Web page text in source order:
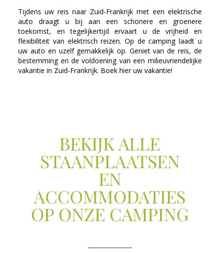
Tijdens uw reis naar Zuid-Frankrijk met een elektrische
auto draagt u bij aan een schonere en groenere
toekomst, en tegelijkertijd ervaart u de vrijheid en
flexibiliteit van elektrisch reizen. Op de camping laadt u
uw auto en uzelf gemakkelijk op. Geniet van de reis, de
bestemming en de voldoening van een milieuvriendelijke
vakantie in Zuid-Frankrijk. Boek hier uw vakantie!
BEKIJK ALLE
STAANPLAATSEN
EN
ACCOMMODATIES
OP ONZE CAMPING